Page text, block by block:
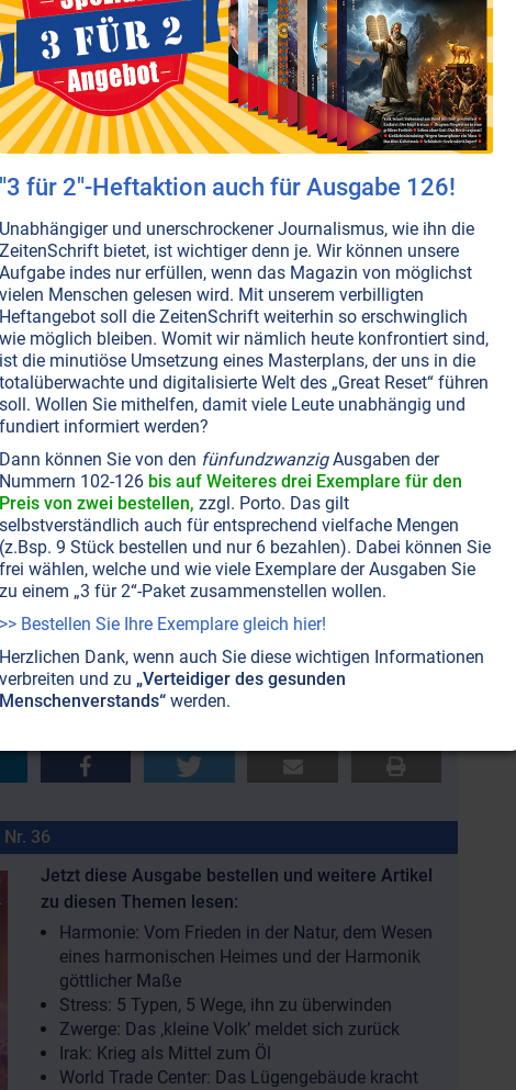
kommt ans Licht ) - gebaute, 47-stöckige
Hochhaus fing plötzlich Feuer und fiel am
späten Nachmittag des 11. September in sich
zusammen. Statik-Experte William Baker ist
nicht erklären, weshalb WTC 7 eingestürzt ist",
zwar lichterloh, weil die riesigen Öltanks Feuer
deswegen hätte das Hochhaus niemals einstürzen
7 Stahlträger gefunden hat, die teilweise
kann aber eine solche Hitze entwickeln.
Explosion von großer Sprengkraft in Frage.
zeigen denn auch ein
hinter dem rauchenden Nordturm
Gebäude WTC 6 und 7 verschwindet. Die
liegt bei ungefähr 1'500 Metern/Sekunde. Die
als einzige Armee sogenannte LOSAT-
Tank) , die mit einer solchen Geschwindigkeit
durchdringen können.
geschah wirklich bei WTC 6 & 7?“
ZeitenSchrift-Druckausgabe Nr. 36entnommen.
und Verwandten oder geben Sie uns
36
Jetzt diese Ausgabe bestellen und weitere Artikel
zu diesen Themen lesen:
Harmonie: Vom Frieden in der Natur, dem Wesen
eines harmonischen Heimes und der Harmonik
göttlicher Maße
Stress: 5 Typen, 5 Wege, ihn zu überwinden
Zwerge: Das ‚kleine Volk’ meldet sich zurück
Irak: Krieg als Mittel zum Öl
World Trade Center: Das Lügengebäude kracht
"3 für 2"-Heftaktion auch für Ausgabe 126!
Unabhängiger und unerschrockener Journalismus, wie ihn die
ZeitenSchrift bietet, ist wichtiger denn je. Wir können unsere
Aufgabe indes nur erfüllen, wenn das Magazin von möglichst
vielen Menschen gelesen wird. Mit unserem verbilligten
Heftangebot soll die ZeitenSchrift weiterhin so erschwinglich
wie möglich bleiben. Womit wir nämlich heute konfrontiert sind,
ist die minutiöse Umsetzung eines Masterplans, der uns in die
totalüberwachte und digitalisierte Welt des „Great Reset“ führen
soll. Wollen Sie mithelfen, damit viele Leute unabhängig und
fundiert informiert werden?
Dann können Sie von den fünfundzwanzigAusgaben der
Nummern 102-126 bis auf Weiteres drei Exemplare für den
Preis von zwei bestellen, zzgl. Porto. Das gilt
selbstverständlich auch für entsprechend vielfache Mengen
(z.Bsp. 9 Stück bestellen und nur 6 bezahlen). Dabei können Sie
frei wählen, welche und wie viele Exemplare der Ausgaben Sie
zu einem „3 für 2“-Paket zusammenstellen wollen.
>> Bestellen Sie Ihre Exemplare gleich hier!
Herzlichen Dank, wenn auch Sie diese wichtigen Informationen
verbreiten und zu „Verteidiger des gesunden
Menschenverstands“werden.